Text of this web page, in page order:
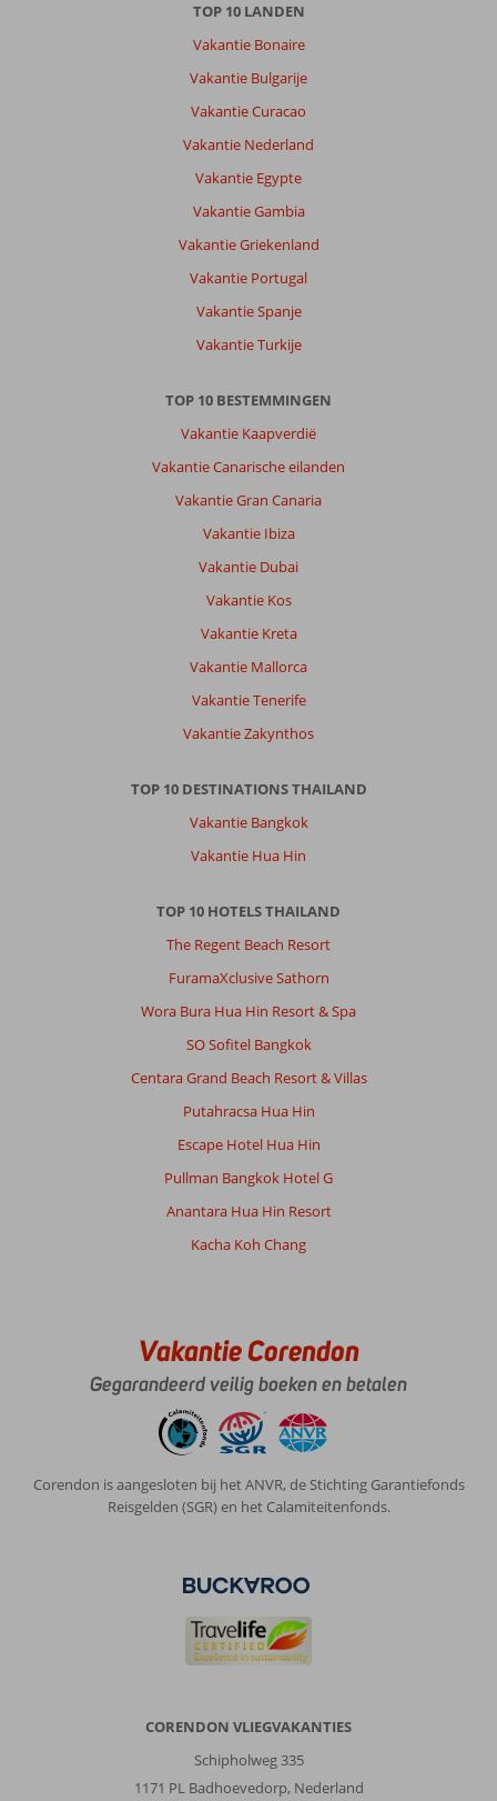
TOP 10 LANDEN
Vakantie Bonaire
Vakantie Bulgarije
Vakantie Curacao
Vakantie Nederland
Vakantie Egypte
Vakantie Gambia
Vakantie Griekenland
Vakantie Portugal
Vakantie Spanje
Vakantie Turkije
TOP 10 BESTEMMINGEN
Vakantie Kaapverdië
Vakantie Canarische eilanden
Vakantie Gran Canaria
Vakantie Ibiza
Vakantie Dubai
Vakantie Kos
Vakantie Kreta
Vakantie Mallorca
Vakantie Tenerife
Vakantie Zakynthos
TOP 10 DESTINATIONS THAILAND
Vakantie Bangkok
Vakantie Hua Hin
TOP 10 HOTELS THAILAND
The Regent Beach Resort
FuramaXclusive Sathorn
Wora Bura Hua Hin Resort & Spa
SO Sofitel Bangkok
Centara Grand Beach Resort & Villas
Putahracsa Hua Hin
Escape Hotel Hua Hin
Pullman Bangkok Hotel G
Anantara Hua Hin Resort
Kacha Koh Chang
Vakantie Corendon
Gegarandeerd veilig boeken en betalen
Corendon is aangesloten bij het ANVR, de Stichting Garantiefonds
Reisgelden (SGR) en het Calamiteitenfonds.
CORENDON VLIEGVAKANTIES
Schipholweg 335
1171 PL Badhoevedorp, Nederland